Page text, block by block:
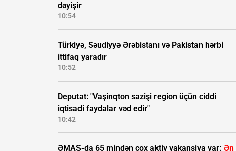
dəyişir
10:54
Türkiyə, Səudiyyə Ərəbistanı və Pakistan hərbi
ittifaq yaradır
10:52
Deputat: "Vaşinqton sazişi region üçün ciddi
iqtisadi faydalar vəd edir"
10:42
ƏMAS-da 65 mindən çox aktiv vakansiya var: Ən